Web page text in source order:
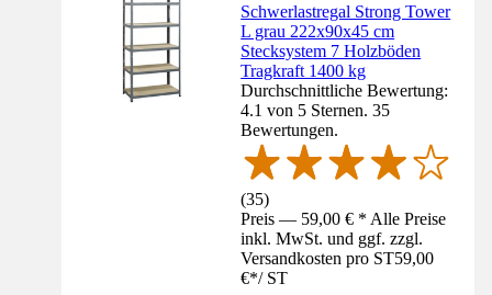
Schwerlastregal Strong Tower
L grau 222x90x45 cm
Stecksystem 7 Holzböden
Tragkraft 1400 kg
Durchschnittliche Bewertung:
4.1 von 5 Sternen. 35
Bewertungen.
(35)
Preis — 59,00 € * Alle Preise
inkl. MwSt. und ggf. zzgl.
Versandkosten pro ST59,00
€*/ ST